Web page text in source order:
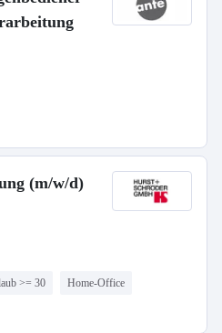
(m/w/d)
>= 30 Home-Office